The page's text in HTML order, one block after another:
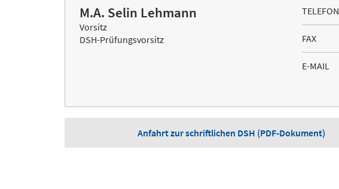
M.A. Selin Lehmann
Vorsitz
DSH-Prüfungsvorsitz
TELEFON
FAX
E-MAIL
Anfahrt zur schriftlichen DSH (PDF-Dokument)